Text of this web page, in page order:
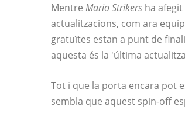
Mentre Mario Strikers ha
actualitzacions, com ara
gratuïtes estan a punt de
aquesta és la 'última
Tot i que la porta encara pot
sembla que aquest spin-off